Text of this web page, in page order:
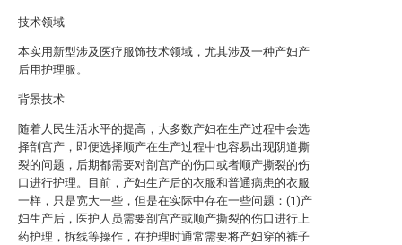
技术领域
本实用新型涉及医疗服饰技术领域，尤其涉及一种产妇产
后用护理服。
背景技术
随着人民生活水平的提高，大多数产妇在生产过程中会选
择剖宫产，即便选择顺产在生产过程中也容易出现阴道撕
裂的问题，后期都需要对剖宫产的伤口或者顺产撕裂的伤
口进行护理。目前，产妇生产后的衣服和普通病患的衣服
一样，只是宽大一些，但是在实际中存在一些问题：(1)产
妇生产后，医护人员需要剖宫产或顺产撕裂的伤口进行上
药护理，拆线等操作，在护理时通常需要将产妇穿的裤子